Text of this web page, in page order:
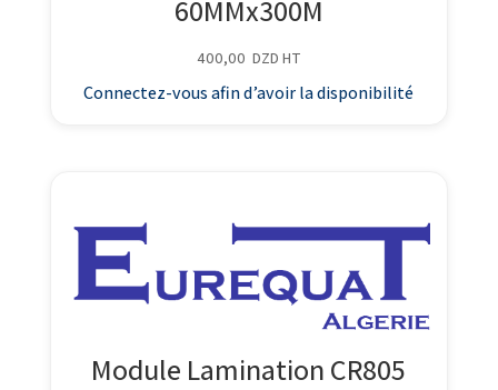
60MMx300M
400,00 DZD HT
Connectez-vous afin d’avoir la disponibilité
Module Lamination CR805